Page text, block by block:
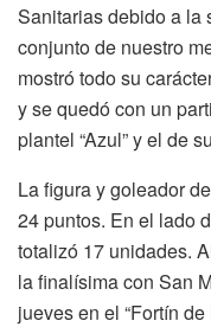
Sanitarias debido a la
conjunto de nuestro
mostró todo su
y se quedó con un
plantel “Azul” y el de
La figura y goleador
24 puntos. En el lado
totalizó 17 unidades.
la finalísima con San
jueves en el “Fortín